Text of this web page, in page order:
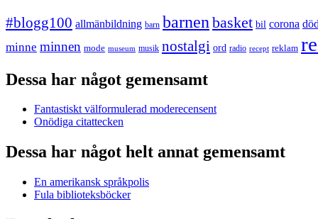
#blogg100 allmänbildning barn barnen basket bil corona
minne minnen mode museum musik nostalgi ord radio recept reklam
Dessa har något gemensamt
Fantastiskt välformulerad moderecensent
Onödiga citattecken
Dessa har något helt annat gemensamt
En amerikansk språkpolis
Fula biblioteksböcker